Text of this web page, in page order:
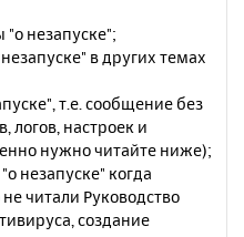
"о незапуске";
в других темах
т.е. сообщение без
логов, настроек и
нужно читайте ниже);
незапуске" когда
читали Руководство
создание